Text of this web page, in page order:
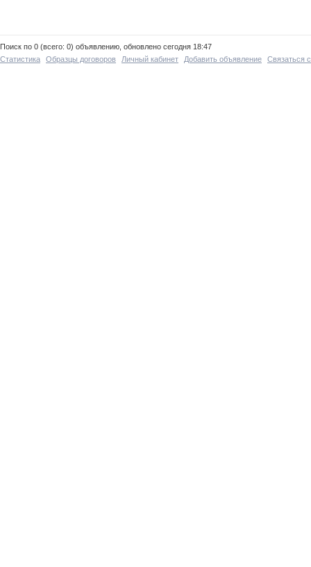
Поиск по 0 (всего: 0) объявлению, обновлено сегодня 18:47
Статистика
Образцы договоров Личный кабинет Добавить объявление Связаться